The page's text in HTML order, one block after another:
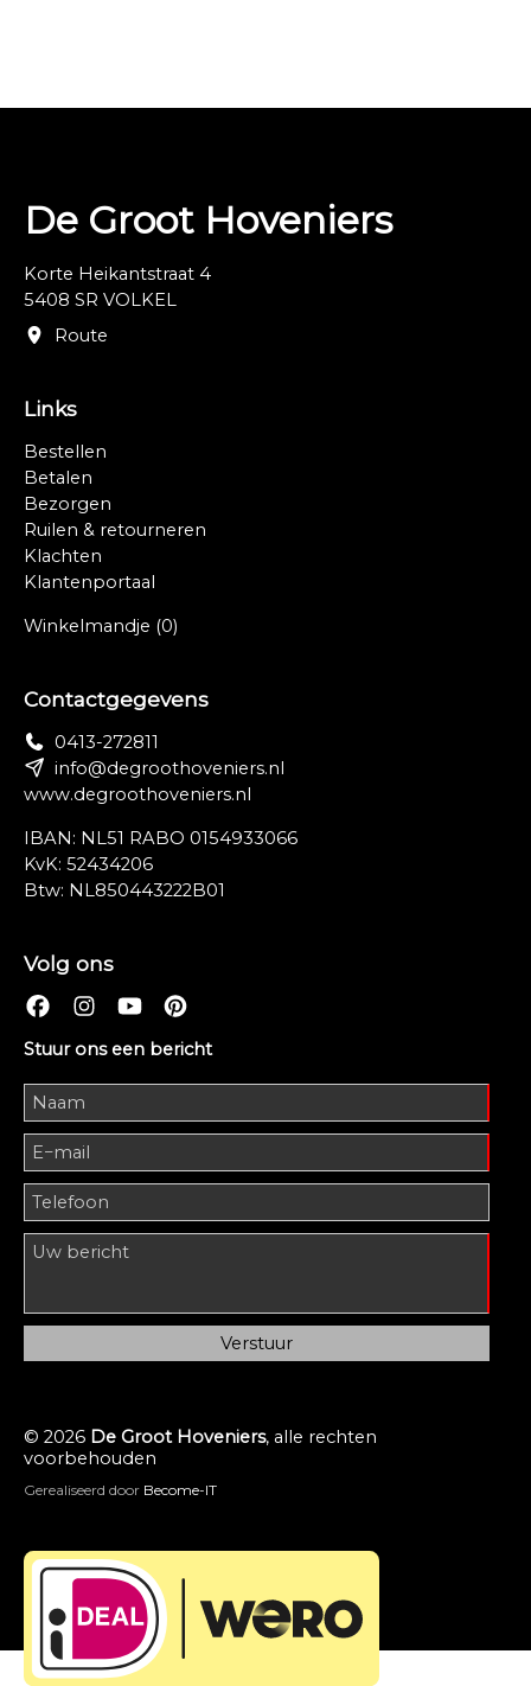
De Groot Hoveniers
Korte Heikantstraat 4
5408 SR VOLKEL
Route
Links
Bestellen
Betalen
Bezorgen
Ruilen & retourneren
Klachten
Klantenportaal
Winkelmandje (0)
Contactgegevens
0413-272811
info@degroothoveniers.nl
www.degroothoveniers.nl
IBAN: NL51 RABO 0154933066
KvK: 52434206
Btw: NL850443222B01
Volg ons
Stuur ons een bericht
© 2026 De Groot Hoveniers, alle rechten
voorbehouden
Gerealiseerd door Become-IT